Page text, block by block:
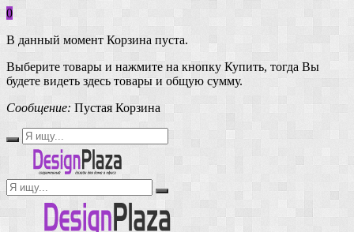
0
В данный момент Корзина пуста.
Выберите товары и нажмите на кнопку Купить, тогда Вы
будете видеть здесь товары и общую сумму.
Сообщение: Пустая Корзина